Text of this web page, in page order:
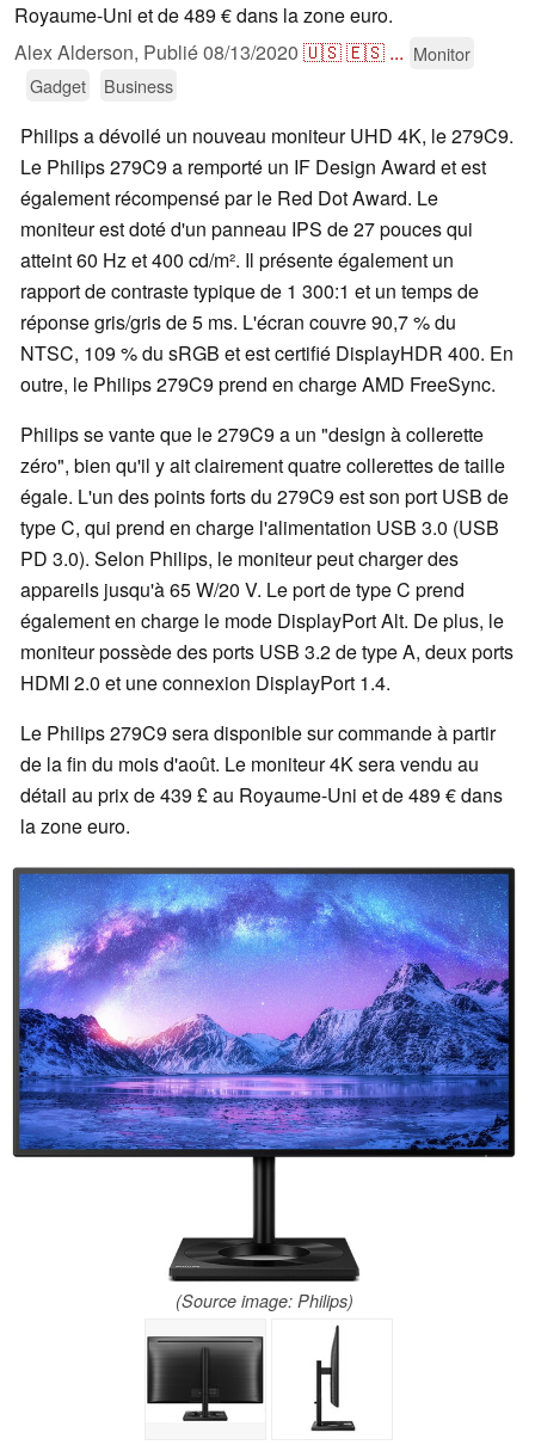
Royaume-Uni et de 489 € dans la zone euro.
Alex Alderson, Publié08/13/2020 🇺🇸🇪🇸 ... Monitor
Gadget
Business
Philips a dévoilé un nouveau moniteur UHD 4K, le 279C9.
Le Philips 279C9 a remporté un IF Design Award et est
également récompensé par le Red Dot Award. Le
moniteur est doté d'un panneau IPS de 27 pouces qui
atteint 60 Hz et 400 cd/m². Il présente également un
rapport de contraste typique de 1 300:1 et un temps de
réponse gris/gris de 5 ms. L'écran couvre 90,7 % du
NTSC, 109 % du sRGB et est certifié DisplayHDR 400. En
outre, le Philips 279C9 prend en charge AMD FreeSync.
Philips se vante que le 279C9 a un "design à collerette
zéro", bien qu'il y ait clairement quatre collerettes de taille
égale. L'un des points forts du 279C9 est son port USB de
type C, qui prend en charge l'alimentation USB 3.0 (USB
PD 3.0). Selon Philips, le moniteur peut charger des
appareils jusqu'à 65 W/20 V. Le port de type C prend
également en charge le mode DisplayPort Alt. De plus, le
moniteur possède des ports USB 3.2 de type A, deux ports
HDMI 2.0 et une connexion DisplayPort 1.4.
Le Philips 279C9 sera disponible sur commande à partir
de la fin du mois d'août. Le moniteur 4K sera vendu au
détail au prix de 439 £ au Royaume-Uni et de 489 € dans
la zone euro.
(Source image: Philips)